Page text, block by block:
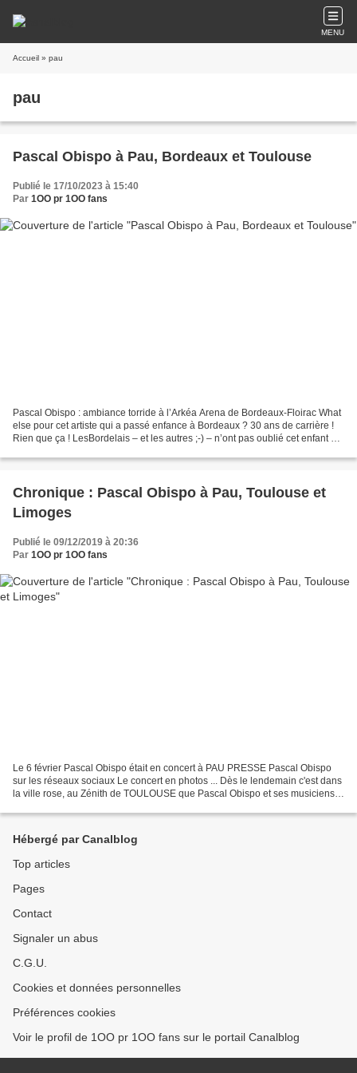
MENU
Accueil » pau
pau
Pascal Obispo à Pau, Bordeaux et Toulouse
Publié le 17/10/2023 à 15:40
Par 1OO pr 1OO fans
Pascal Obispo : ambiance torride à l’Arkéa Arena de Bordeaux-Floirac What
else pour cet artiste qui a passé enfance à Bordeaux ? 30 ans de carrière !
Rien que ça ! LesBordelais – et les autres ;-) – n’ont pas oublié cet enfant du
Chronique : Pascal Obispo à Pau, Toulouse et
Limoges
Publié le 09/12/2019 à 20:36
Par 1OO pr 1OO fans
Le 6 février Pascal Obispo était en concert à PAU PRESSE Pascal Obispo
sur les réseaux sociaux Le concert en photos ... Dès le lendemain c'est dans
la ville rose, au Zénith de TOULOUSE que Pascal Obispo et ses musiciens
Hébergé par Canalblog
Top articles
Pages
Contact
Signaler un abus
C.G.U.
Cookies et données personnelles
Préférences cookies
Voir le profil de 1OO pr 1OO fans sur le portail Canalblog